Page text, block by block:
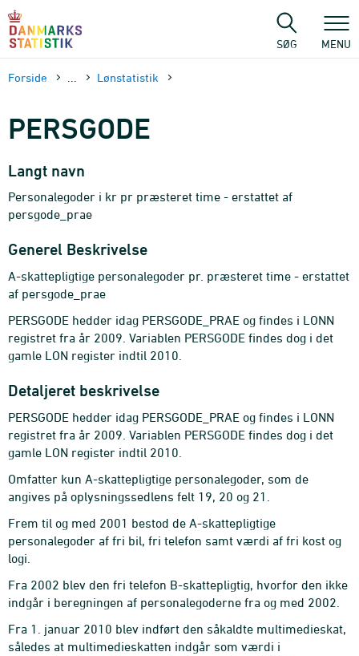
sidens
SØG MENU
Forside Lønstatistik
PERSGODE
Langt navn
Personalegoder i kr pr præsteret time - erstattet af
persgode_prae
Generel Beskrivelse
A-skattepligtige personalegoder pr. præsteret time - erstattet
af persgode_prae
PERSGODE hedder idag PERSGODE_PRAE og findes i LONN
registret fra år 2009. Variablen PERSGODE findes dog i det
gamle LON register indtil 2010.
Detaljeret beskrivelse
PERSGODE hedder idag PERSGODE_PRAE og findes i LONN
registret fra år 2009. Variablen PERSGODE findes dog i det
gamle LON register indtil 2010.
Omfatter kun A-skattepligtige personalegoder, som de
angives på oplysningssedlens felt 19, 20 og 21.
Frem til og med 2001 bestod de A-skattepligtige
personalegoder af fri bil, fri telefon samt værdi af fri kost og
logi.
Fra 2002 blev den fri telefon B-skattepligtig, hvorfor den ikke
indgår i beregningen af personalegoderne fra og med 2002.
Fra 1. januar 2010 blev indført den såkaldte multimedieskat,
således at multimedieskatten indgår som værdi i